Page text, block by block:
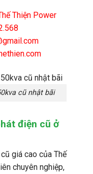
Thiện Power
cũ nhật bãi
điện cũ ở
giá cao của Thế
chuyên nghiệp,